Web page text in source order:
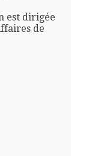
est dirigée
de